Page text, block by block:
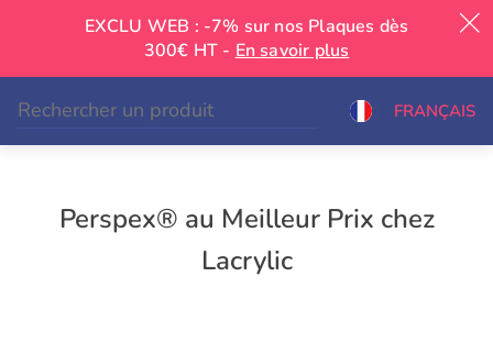
EXCLU WEB : -7% sur nos Plaques dès
300€ HT - En savoir plus
FRANÇAIS
Perspex® au Meilleur Prix chez
Lacrylic